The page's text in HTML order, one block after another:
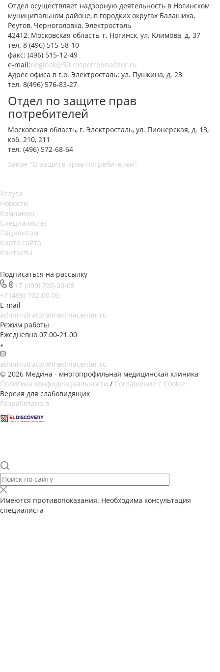
Отдел осуществляет надзорную деятельность в Ногинском
муниципальном районе, в городких округах Балашиха,
Реутов, Черноголовка, Электросталь
42412, Московская область, г. Ногинск, ул. Климова, д. 37
тел. 8 (496) 515-58-10
факс: (496) 515-12-49
e-mail:noginsk@50.rospotrebnadzor.ru
Адрес офиса в г.о. Электросталь: ул. Пушкина, д. 23
тел. 8(496) 576-83-27
Отдел по защите прав
потребителей
Московская область, г. Электросталь, ул. Пионерская, д. 13,
каб. 210, 211
тел. (496) 572-68-64
Закон "О защите прав потребителей"
Услуги
Новости
Компания
Специалисты
Пациентам
Карта сайта
Контакты
Подписаться на рассылку
+7 (499) 702-00-05
+7 (499) 702-00-05
E-mail
administrator@medinacenter.ru
Режим работы
Ежедневно 07.00-21.00
administrator@medinacenter.ru
© 2026 Медина - многопрофильная медицинская клиника
Политика конфиденциальности / Соглашение с Cookie
Версия для слабовидящих
Разработано в
Имеются противопоказания. Необходима консультация
специалиста